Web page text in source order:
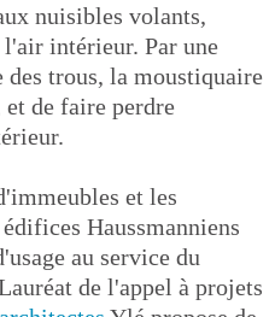
nuisibles volants,
intérieur. Par une
trous, la moustiquaire
de faire perdre
et les
Haussmanniens
au service du
de l'appel à projets